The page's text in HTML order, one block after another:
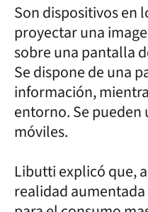
Son dispositivos en
proyectar una
sobre una pantalla
Se dispone de una
información,
entorno. Se
móviles.
Libutti explicó que,
realidad